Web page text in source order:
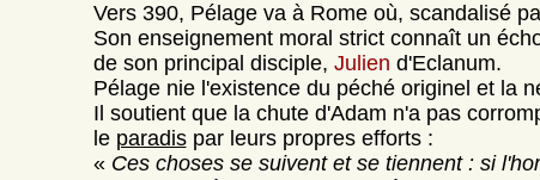
Vers 390, Pélage va à Rome où, scandalisé
Son enseignement moral strict connaît un
de son principal disciple, Julien d'Eclanum.
Pélage nie l'existence du péché originel et la
Il soutient que la chute d'Adam n'a pas
le paradispar leurs propres efforts :
« Ces choses se suivent et se tiennent : si